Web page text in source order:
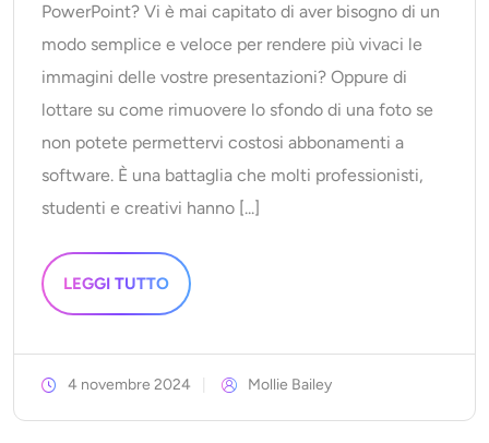
PowerPoint? Vi è mai capitato di aver bisogno di un
modo semplice e veloce per rendere più vivaci le
immagini delle vostre presentazioni? Oppure di
lottare su come rimuovere lo sfondo di una foto se
non potete permettervi costosi abbonamenti a
software. È una battaglia che molti professionisti,
studenti e creativi hanno [...]
LEGGI TUTTO
4 novembre 2024 Mollie Bailey